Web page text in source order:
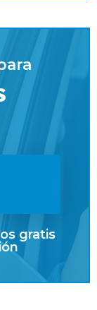
gratis